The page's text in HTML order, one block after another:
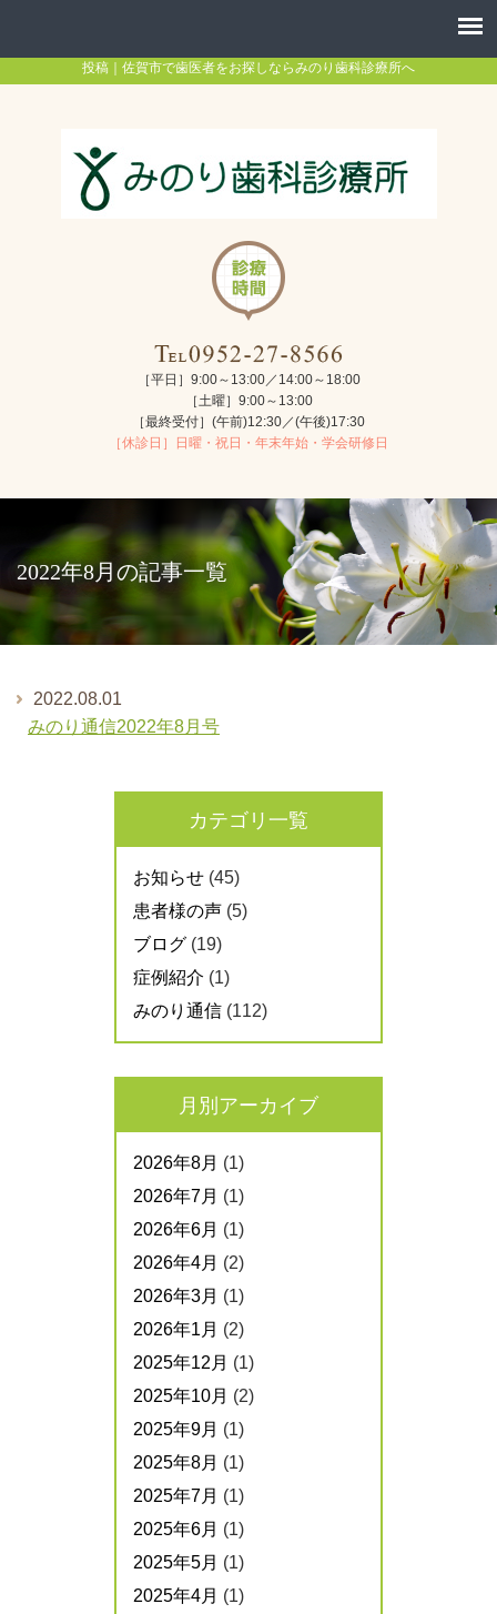
投稿｜佐賀市で歯医者をお探しならみのり歯科診療所へ
［平日］9:00～13:00／14:00～18:00
［土曜］9:00～13:00
［最終受付］(午前)12:30／(午後)17:30
［休診日］日曜・祝日・年末年始・学会研修日
2022年8月の記事一覧
2022.08.01
みのり通信2022年8月号
カテゴリ一覧
お知らせ (45)
患者様の声 (5)
ブログ (19)
症例紹介 (1)
みのり通信 (112)
月別アーカイブ
2026年8月 (1)
2026年7月 (1)
2026年6月 (1)
2026年4月 (2)
2026年3月 (1)
2026年1月 (2)
2025年12月 (1)
2025年10月 (2)
2025年9月 (1)
2025年8月 (1)
2025年7月 (1)
2025年6月 (1)
2025年5月 (1)
2025年4月 (1)